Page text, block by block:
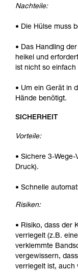
Nachteile:
• Die Hülse muss
• Das Handling
heikel und
ist nicht so
• Um ein Gerät in
Hände benötigt.
SICHERHEIT
Vorteile:
• Sichere 3-
Druck).
• Schnelle
Risiken:
• Risiko, dass der
verriegelt (z.B.
verklemmte
vergewissern,
verriegelt ist, auch